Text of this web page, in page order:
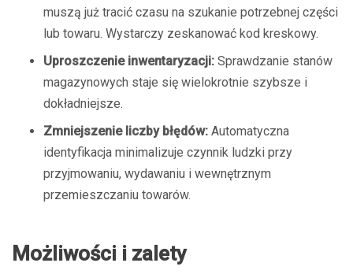
muszą już tracić czasu na szukanie potrzebnej części
lub towaru. Wystarczy zeskanować kod kreskowy.
Uproszczenie inwentaryzacji: Sprawdzanie stanów
magazynowych staje się wielokrotnie szybsze i
dokładniejsze.
Zmniejszenie liczby błędów: Automatyczna
identyfikacja minimalizuje czynnik ludzki przy
przyjmowaniu, wydawaniu i wewnętrznym
przemieszczaniu towarów.
Możliwości i zalety